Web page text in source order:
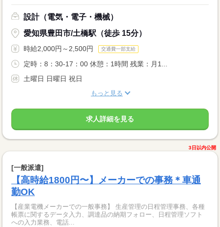
設計（電気・電子・機械）
愛知県豊田市/土橋駅（徒歩 15分）
時給2,000円～2,500円 交通費一部支給
定時：8：30-17：00 休憩：1時間 残業：月1...
土曜日 日曜日 祝日
もっと見る
求人詳細を見る
3日以内公開
[一般派遣]
【高時給1800円〜】メーカーでの事務＊車通
勤OK
【産業電機メーカーでの一般事務】 生産管理の日程管理事務、各種
帳票に関するデータ入力、調達品の納期フォロー、日程管理ソフト
への入力業務、電話...